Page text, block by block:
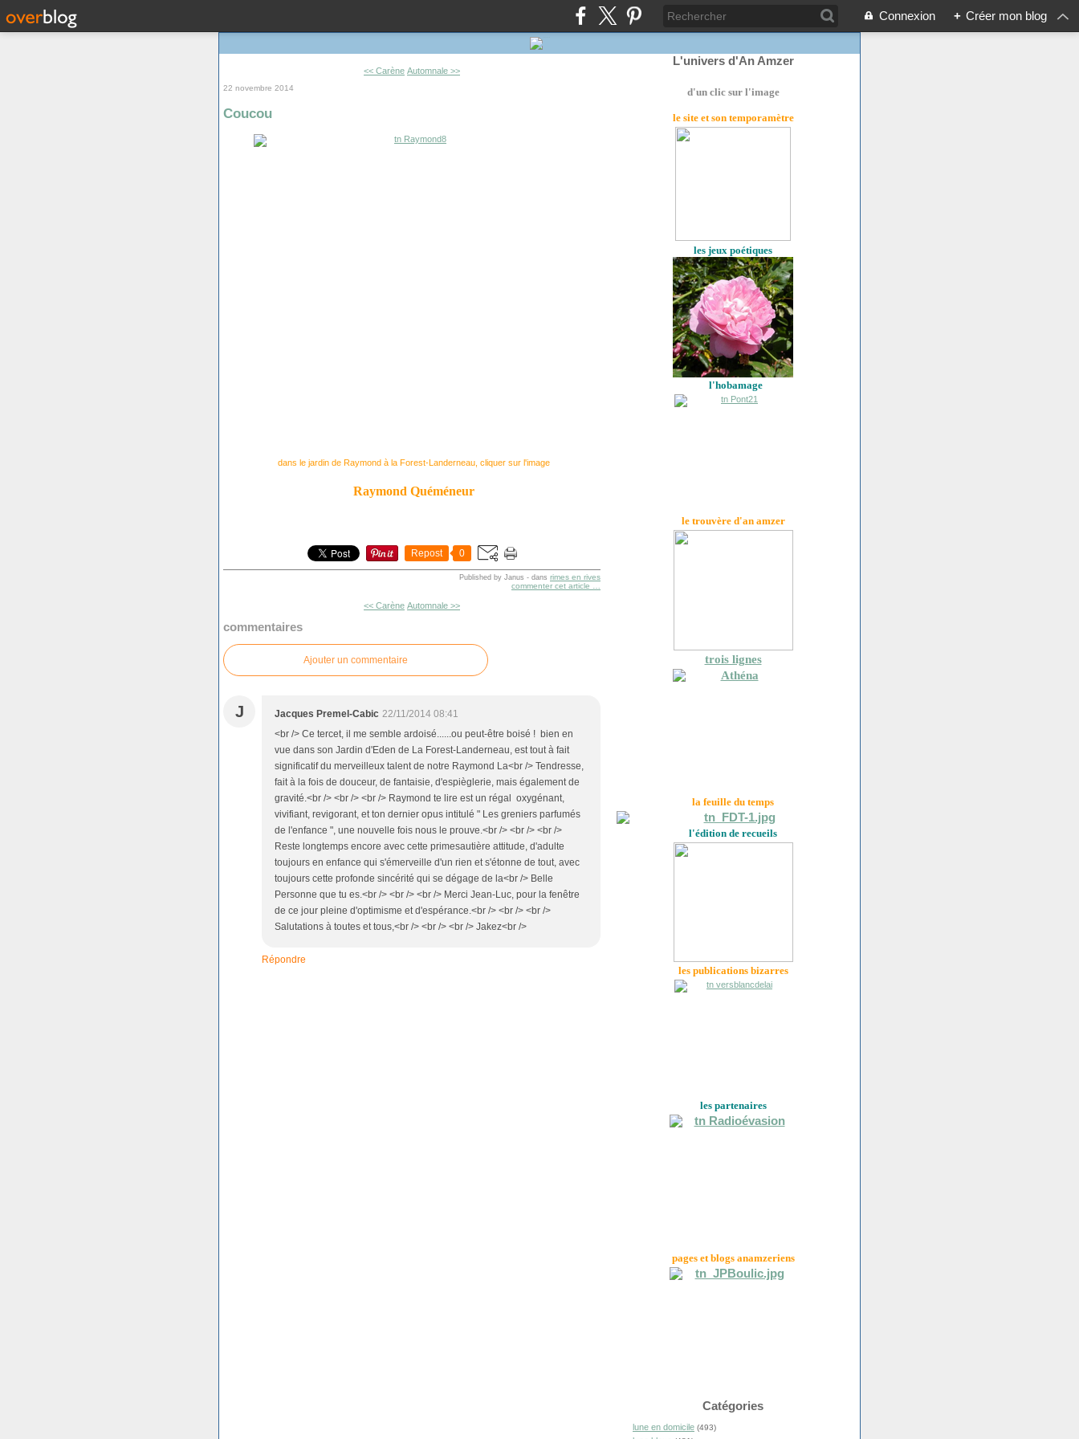
Connexion + Créer mon blog
<< Carène Automnale >>
22 novembre 2014
Coucou
dans le jardin de Raymond à la Forest-Landerneau, cliquer sur l'image
Raymond Quéméneur
Repost 0
Published by Janus - dans rimes en rives
commenter cet article
<< Carène Automnale >>
commentaires
Ajouter un commentaire
J Jacques Premel-Cabic 22/11/2014 08:41
<br /> Ce tercet, il me semble ardoisé......ou peut-être boisé ! bien en
vue dans son Jardin d'Eden de La Forest-Landerneau, est tout à fait
significatif du merveilleux talent de notre Raymond La<br /> Tendresse,
fait à la fois de douceur, de fantaisie, d'espièglerie, mais également de
gravité.<br /> <br /> <br /> Raymond te lire est un régal oxygénant,
vivifiant, revigorant, et ton dernier opus intitulé " Les greniers parfumés
de l'enfance ", une nouvelle fois nous le prouve.<br /> <br /> <br />
Reste longtemps encore avec cette primesautière attitude, d'adulte
toujours en enfance qui s'émerveille d'un rien et s'étonne de tout, avec
toujours cette profonde sincérité qui se dégage de la<br /> Belle
Personne que tu es.<br /> <br /> <br /> Merci Jean-Luc, pour la fenêtre
de ce jour pleine d'optimisme et d'espérance.<br /> <br /> <br />
Salutations à toutes et tous,<br /> <br /> <br /> Jakez<br />
Répondre
L'univers d'An Amzer
d'un clic sur l'image
le site et son temporamètre
les jeux poétiques
l'hobamage
le trouvère d'an amzer
trois lignes
la feuille du temps
l'édition de recueils
les publications bizarres
les partenaires
pages et blogs anamzeriens
Catégories
lune en domicile (493)